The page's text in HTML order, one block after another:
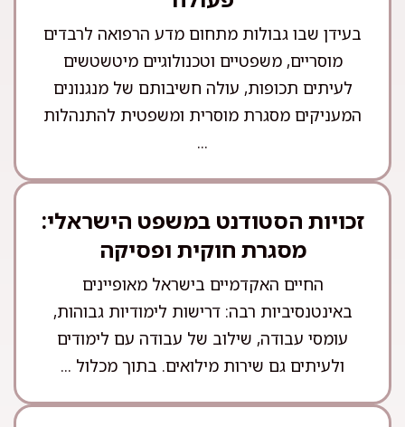
בעידן שבו גבולות מתחום מדע הרפואה לרבדים
מוסריים, משפטיים וטכנולוגיים מיטשטשים
לעיתים תכופות, עולה חשיבותם של מנגנונים
המעניקים מסגרת מוסרית ומשפטית להתנהלות
...
זכויות הסטודנט במשפט הישראלי:
מסגרת חוקית ופסיקה
החיים האקדמיים בישראל מאופיינים
באינטנסיביות רבה: דרישות לימודיות גבוהות,
עומסי עבודה, שילוב של עבודה עם לימודים
ולעיתים גם שירות מילואים. בתוך מכלול ...